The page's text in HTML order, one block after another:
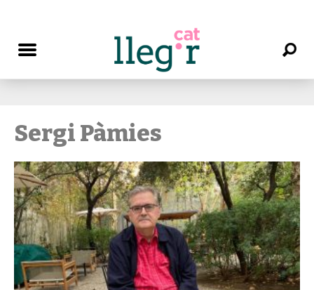
Sergi Pàmies